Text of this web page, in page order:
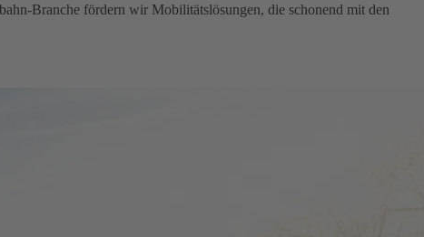
Branche fördern wir Mobilitätslösungen, die schonend mit den